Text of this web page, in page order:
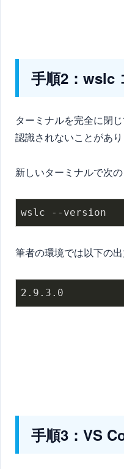
手順2：wslc
ターミナルを完全に閉
認識されないことがあ
新しいターミナルで次
筆者の環境では以下の出
手順3：VS